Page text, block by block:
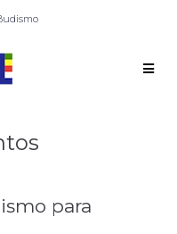
para